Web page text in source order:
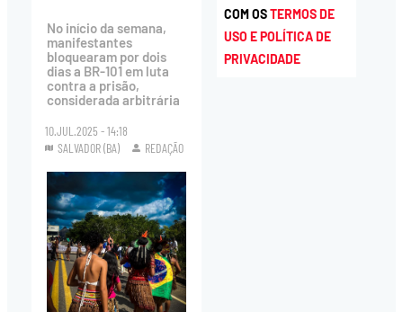
No início da semana,
manifestantes
bloquearam por dois
dias a BR-101 em luta
contra a prisão,
considerada arbitrária
10.JUL.2025 - 14:18
SALVADOR (BA)
REDAÇÃO
COM OSTERMOS DE
USO E POLÍTICA DE
PRIVACIDADE